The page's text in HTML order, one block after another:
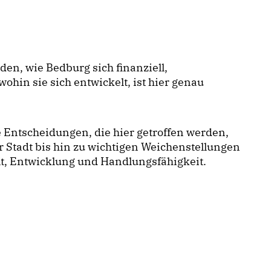
wie Bedburg sich finanziell,
sie sich entwickelt, ist hier genau
die hier getroffen werden,
bis hin zu wichtigen Weichenstellungen
Entwicklung und Handlungsfähigkeit.